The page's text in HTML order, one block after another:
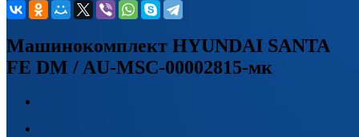
Машинокомплект HYUNDAI SANTA
FE DM / AU-MSC-00002815-мк